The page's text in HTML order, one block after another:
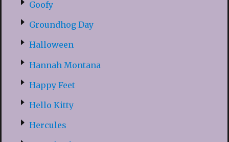
Goofy
Groundhog Day
Halloween
Hannah Montana
Happy Feet
Hello Kitty
Hercules